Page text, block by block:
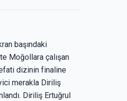
başındaki
Moğollara çalışan
dizinin finaline
merakla Diriliş
Diriliş Ertuğrul